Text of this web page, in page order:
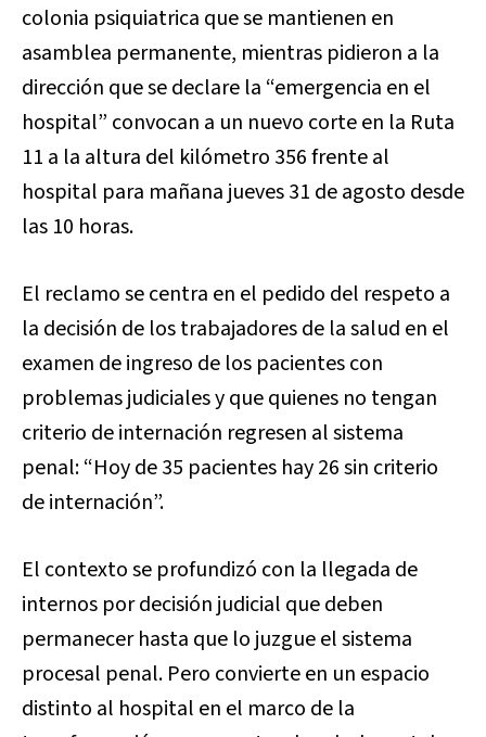
colonia psiquiatrica que se mantienen en
asamblea permanente, mientras pidieron a la
dirección que se declare la “emergencia en el
hospital” convocan a un nuevo corte en la Ruta
11 a la altura del kilómetro 356 frente al
hospital para mañana jueves 31 de agosto desde
las 10 horas.
El reclamo se centra en el pedido del respeto a
la decisión de los trabajadores de la salud en el
examen de ingreso de los pacientes con
problemas judiciales y que quienes no tengan
criterio de internación regresen al sistema
penal: “Hoy de 35 pacientes hay 26 sin criterio
de internación”.
El contexto se profundizó con la llegada de
internos por decisión judicial que deben
permanecer hasta que lo juzgue el sistema
procesal penal. Pero convierte en un espacio
distinto al hospital en el marco de la